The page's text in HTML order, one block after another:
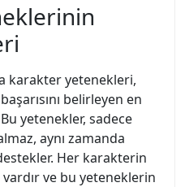
karakter yetenekleri,
belirleyen en
yetenekler, sadece
aynı zamanda
Her karakterin
ve bu yeteneklerin